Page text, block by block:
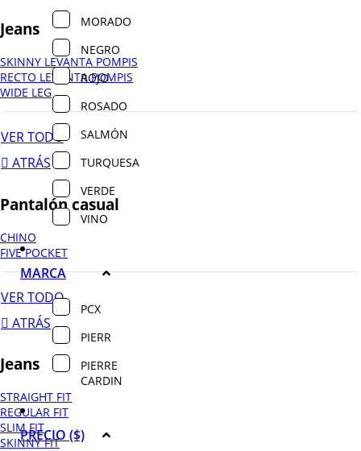
Jeans
SKINNY LEVANTA POMPIS
RECTO LEVANTA POMPIS
WIDE LEG
VER TODO
ATRÁS
Pantalón casual
CHINO
FIVE POCKET
VER TODO
ATRÁS
Jeans
STRAIGHT FIT
REGULAR FIT
SLIM FIT
SKINNY FIT
MORADO
NEGRO
ROJO
ROSADO
SALMÓN
TURQUESA
VERDE
VINO
MARCA
PCX
PIERR
PIERRE
CARDIN
PRECIO ($)